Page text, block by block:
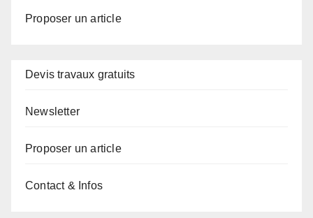
Proposer un article
Devis travaux gratuits
Newsletter
Proposer un article
Contact & Infos